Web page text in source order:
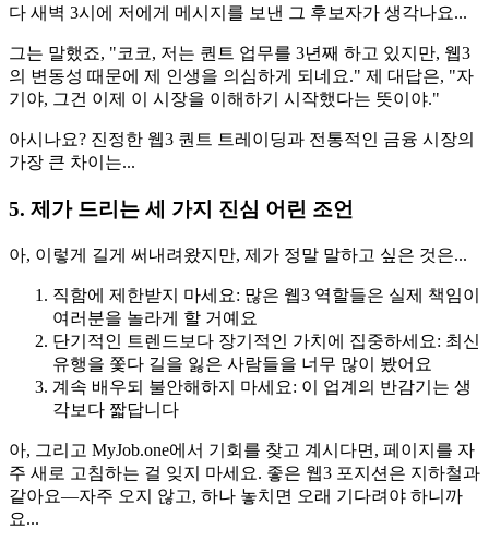
다 새벽 3시에 저에게 메시지를 보낸 그 후보자가 생각나요...
그는 말했죠, "코코, 저는 퀀트 업무를 3년째 하고 있지만, 웹3
의 변동성 때문에 제 인생을 의심하게 되네요." 제 대답은, "자
기야, 그건 이제 이 시장을 이해하기 시작했다는 뜻이야."
아시나요? 진정한 웹3 퀀트 트레이딩과 전통적인 금융 시장의
가장 큰 차이는...
5. 제가 드리는 세 가지 진심 어린 조언
아, 이렇게 길게 써내려왔지만, 제가 정말 말하고 싶은 것은...
직함에 제한받지 마세요: 많은 웹3 역할들은 실제 책임이
여러분을 놀라게 할 거예요
단기적인 트렌드보다 장기적인 가치에 집중하세요: 최신
유행을 쫓다 길을 잃은 사람들을 너무 많이 봤어요
계속 배우되 불안해하지 마세요: 이 업계의 반감기는 생
각보다 짧답니다
아, 그리고 MyJob.one에서 기회를 찾고 계시다면, 페이지를 자
주 새로 고침하는 걸 잊지 마세요. 좋은 웹3 포지션은 지하철과
같아요—자주 오지 않고, 하나 놓치면 오래 기다려야 하니까
요...